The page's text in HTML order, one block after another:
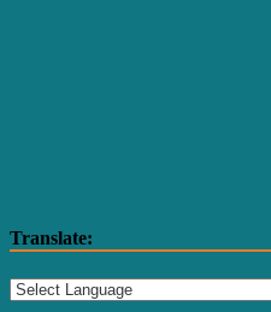
Translate: